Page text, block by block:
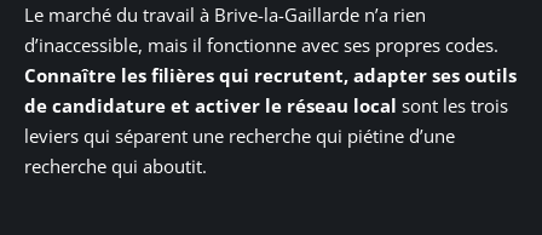
Le marché du travail à Brive-la-Gaillarde n’a rien
d’inaccessible, mais il fonctionne avec ses propres codes.
Connaître les filières qui recrutent, adapter ses outils
de candidature et activer le réseau local sont les trois
leviers qui séparent une recherche qui piétine d’une
recherche qui aboutit.